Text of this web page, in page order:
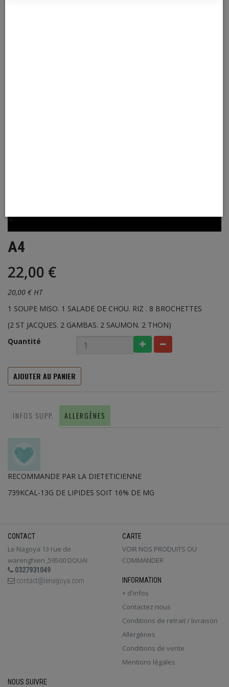
A4
22,00 €
20,00 € HT
1 SOUPE MISO. 1 SALADE DE CHOU. RIZ . 8 BROCHETTES
(2 ST JACQUES. 2 GAMBAS. 2 SAUMON. 2 THON)
Quantité
AJOUTER AU PANIER
INFOS SUPP. ALLERGÈNES
RECOMMANDE PAR LA DIETETICIENNE
739KCAL-13G DE LIPIDES SOIT 16% DE MG
CONTACT
Le Nagoya 13 rue de
warenghien ,59500 DOUAI
0327931049
contact@lenagoya.com
CARTE
VOIR NOS PRODUITS OU
COMMANDER
INFORMATION
+ d'infos
Contactez nous
Conditions de retrait / livraison
Allergènes
Conditions de vente
Mentions légales
NOUS SUIVRE